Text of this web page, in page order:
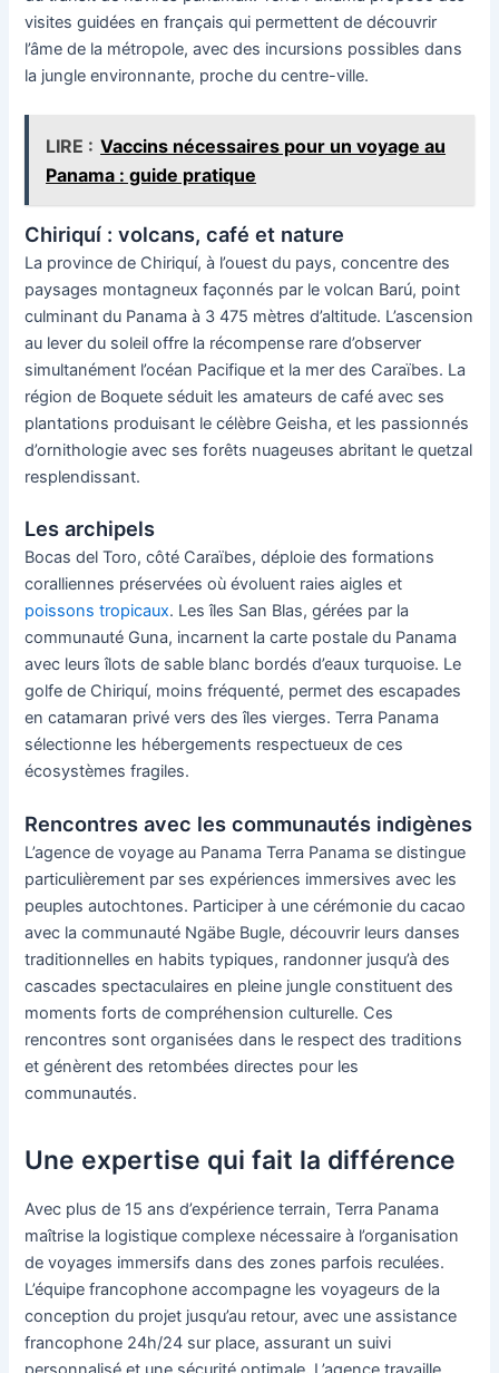
visites guidées en français qui permettent de découvrir
l’âme de la métropole, avec des incursions possibles dans
la jungle environnante, proche du centre-ville.
LIRE : Vaccins nécessaires pour un voyage au
Panama : guide pratique
Chiriquí : volcans, café et nature
La province de Chiriquí, à l’ouest du pays, concentre des
paysages montagneux façonnés par le volcan Barú, point
culminant du Panama à 3 475 mètres d’altitude. L’ascension
au lever du soleil offre la récompense rare d’observer
simultanément l’océan Pacifique et la mer des Caraïbes. La
région de Boquete séduit les amateurs de café avec ses
plantations produisant le célèbre Geisha, et les passionnés
d’ornithologie avec ses forêts nuageuses abritant le quetzal
resplendissant.
Les archipels
Bocas del Toro, côté Caraïbes, déploie des formations
coralliennes préservées où évoluent raies aigles et
poissons tropicaux. Les îles San Blas, gérées par la
communauté Guna, incarnent la carte postale du Panama
avec leurs îlots de sable blanc bordés d’eaux turquoise. Le
golfe de Chiriquí, moins fréquenté, permet des escapades
en catamaran privé vers des îles vierges. Terra Panama
sélectionne les hébergements respectueux de ces
écosystèmes fragiles.
Rencontres avec les communautés indigènes
L’agence de voyage au Panama Terra Panama se distingue
particulièrement par ses expériences immersives avec les
peuples autochtones. Participer à une cérémonie du cacao
avec la communauté Ngäbe Bugle, découvrir leurs danses
traditionnelles en habits typiques, randonner jusqu’à des
cascades spectaculaires en pleine jungle constituent des
moments forts de compréhension culturelle. Ces
rencontres sont organisées dans le respect des traditions
et génèrent des retombées directes pour les
communautés.
Une expertise qui fait la différence
Avec plus de 15 ans d’expérience terrain, Terra Panama
maîtrise la logistique complexe nécessaire à l’organisation
de voyages immersifs dans des zones parfois reculées.
L’équipe francophone accompagne les voyageurs de la
conception du projet jusqu’au retour, avec une assistance
francophone 24h/24 sur place, assurant un suivi